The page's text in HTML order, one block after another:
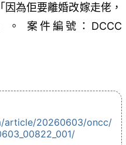
為佢要離婚改嫁走佬，
。 案件編號：DCCC
article/20260603/oncc/